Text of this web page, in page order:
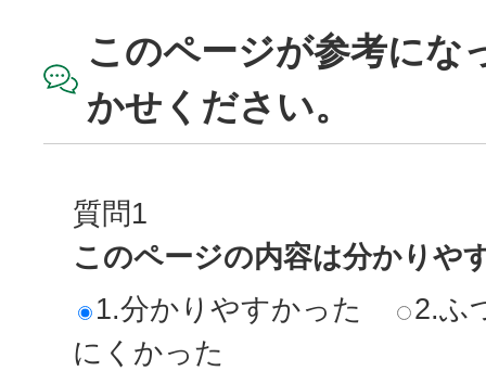
このページが参考にな
かせください。
質問1
このページの内容は分かりや
1.分かりやすかった
2.ふ
にくかった